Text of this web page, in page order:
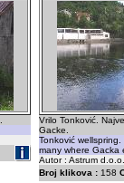
Vrilo Tonković.
Gacke.
Tonković
many where Gacka
Autor : Astrum
Broj klikova : 158